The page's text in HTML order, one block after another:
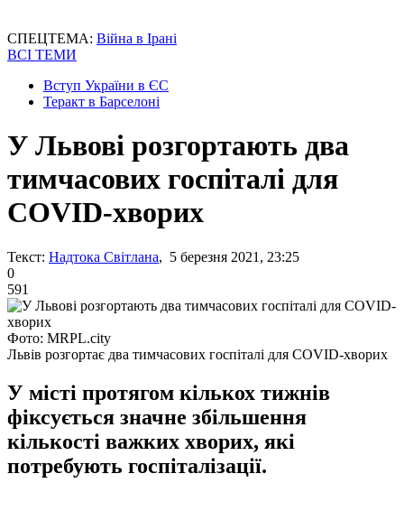
СПЕЦТЕМА: Війна в Ірані
ВСІ ТЕМИ
Вступ України в ЄС
Теракт в Барселоні
У Львові розгортають два
тимчасових госпіталі для
COVID-хворих
Текст: Надтока Світлана, 5 березня 2021, 23:25
0
591
Фото: MRPL.city
Львів розгортає два тимчасових госпіталі для COVID-хворих
У місті протягом кількох тижнів
фіксується значне збільшення
кількості важких хворих, які
потребують госпіталізації.